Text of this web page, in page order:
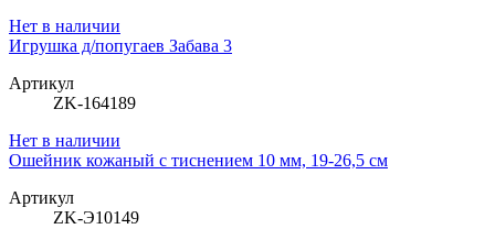
Нет в наличии
Игрушка д/попугаев Забава 3
Артикул
ZK-164189
Нет в наличии
Ошейник кожаный с тиснением 10 мм, 19-26,5 см
Артикул
ZK-Э10149